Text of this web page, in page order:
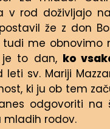
v rod doživljajo
že z don
me obnovimo
je to dan, ko
sv. Mariji
ki ju ob tem
odgovoriti na
rodov.